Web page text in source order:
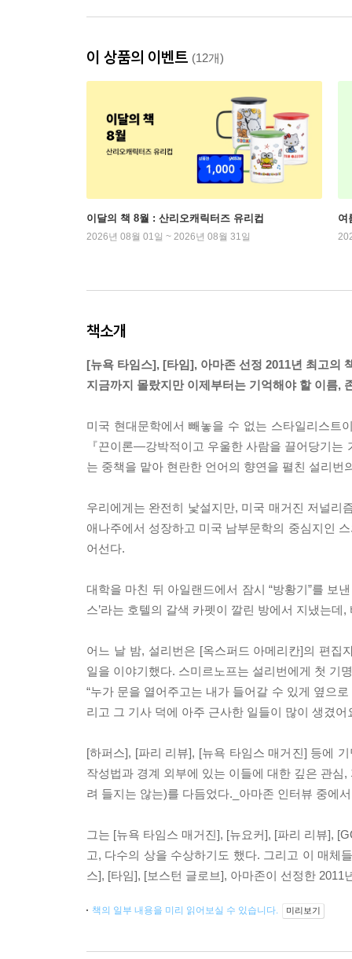
이 상품의 이벤트 (12개)
이달의 책 8월 : 산리오캐릭터즈 유리컵
2026년 08월 01일 ~ 2026년 08월 31일
여
책소개
[뉴욕 타임스], [타임], 아마존 선정 2011년 최고의
지금까지 몰랐지만 이제부터는 기억해야 할 이름,
미국 현대문학에서 빼놓을 수 없는 스타일리스트
『끈이론―강박적이고 우울한 사람을 끌어당기
는 중책을 맡아 현란한 언어의 향연을 펼친 설리번
우리에게는 완전히 낯설지만, 미국 매거진 저널리
애나주에서 성장하고 미국 남부문학의 중심지인
어선다.
대학을 마친 뒤 아일랜드에서 잠시 “방황기”를 보
스’라는 호텔의 갈색 카펫이 깔린 방에서 지냈는
어느 날 밤, 설리번은 [옥스퍼드 아메리칸]의 편
일을 이야기했다. 스미르노프는 설리번에게 첫 기
“누가 문을 열어주고는 내가 들어갈 수 있게 옆으
리고 그 기사 덕에 아주 근사한 일들이 많이 생겼어
[하퍼스], [파리 리뷰], [뉴욕 타임스 매거진] 등에
작성법과 경계 외부에 있는 이들에 대한 깊은 관
려 들지는 않는)를 다듬었다._아마존 인터뷰 중에서
그는 [뉴욕 타임스 매거진], [뉴요커], [파리 리뷰],
고, 다수의 상을 수상하기도 했다. 그리고 이 매체
스], [타임], [보스턴 글로브], 아마존이 선정한
책의 일부 내용을 미리 읽어보실 수 있습니다. 미리보기